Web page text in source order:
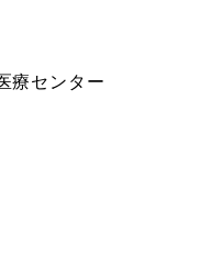
療センター